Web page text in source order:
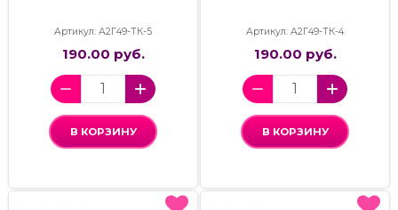
Артикул: А2Г49-ТК-5
190.00 руб.
В КОРЗИНУ
Артикул: А2Г49-ТК-4
190.00 руб.
В КОРЗИНУ